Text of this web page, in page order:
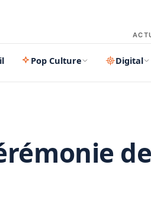
Pop Culture Digital
de